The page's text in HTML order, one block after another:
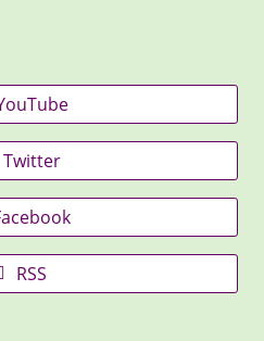
Twitter
RSS